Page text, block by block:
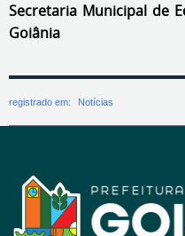
Secretaria Municipal de
Goiânia
registrado em: Notícias